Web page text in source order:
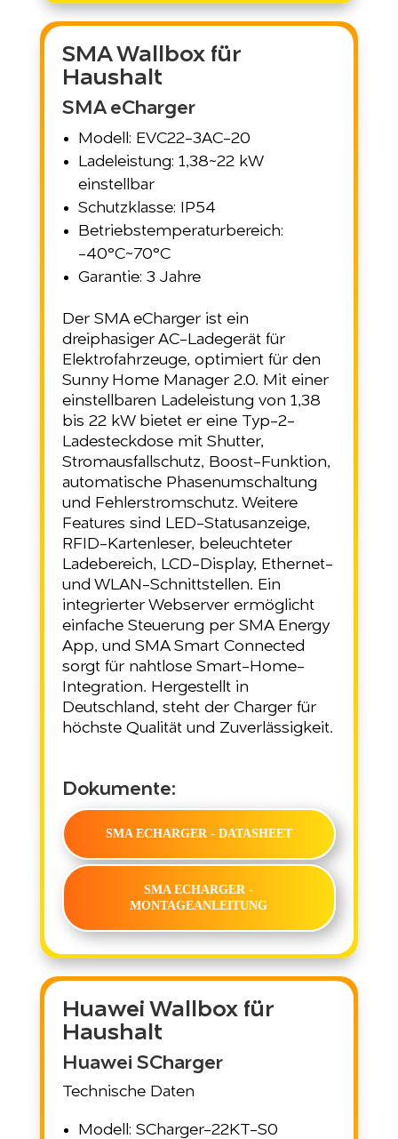
SMA Wallbox für
Haushalt
SMA eCharger
Modell: EVC22-3AC-20
Ladeleistung: 1,38~22 kW
einstellbar
Schutzklasse: IP54
Betriebstemperaturbereich:
-40°C~70°C
Garantie: 3 Jahre
Der SMA eCharger ist ein
dreiphasiger AC-Ladegerät für
Elektrofahrzeuge, optimiert für den
Sunny Home Manager 2.0. Mit einer
einstellbaren Ladeleistung von 1,38
bis 22 kW bietet er eine Typ-2-
Ladesteckdose mit Shutter,
Stromausfallschutz, Boost-Funktion,
automatische Phasenumschaltung
und Fehlerstromschutz. Weitere
Features sind LED-Statusanzeige,
RFID-Kartenleser, beleuchteter
Ladebereich, LCD-Display, Ethernet-
und WLAN-Schnittstellen. Ein
integrierter Webserver ermöglicht
einfache Steuerung per SMA Energy
App, und SMA Smart Connected
sorgt für nahtlose Smart-Home-
Integration. Hergestellt in
Deutschland, steht der Charger für
höchste Qualität und Zuverlässigkeit.
Dokumente:
SMA ECHARGER - DATASHEET
SMA ECHARGER -
MONTAGEANLEITUNG
Huawei Wallbox für
Haushalt
Huawei SCharger
Technische Daten
Modell: SCharger-22KT-S0